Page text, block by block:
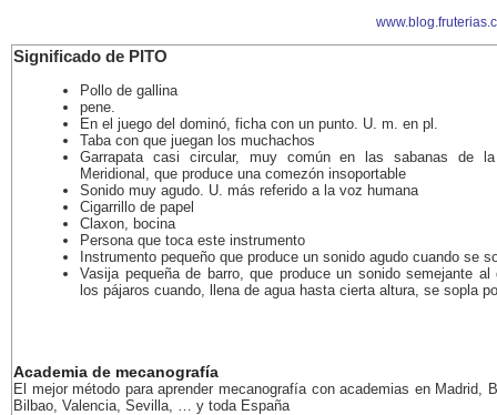
Significado de PITO
Pollo de gallina
pene.
En el juego del dominó, ficha con un punto. U. m. en pl.
Taba con que juegan los muchachos
Garrapata casi circular, muy común en las sabanas de la
Meridional, que produce una comezón insoportable
Sonido muy agudo. U. más referido a la voz humana
Cigarrillo de papel
Claxon, bocina
Persona que toca este instrumento
Instrumento pequeño que produce un sonido agudo cuando se
Vasija pequeña de barro, que produce un sonido semejante al
los pájaros cuando, llena de agua hasta cierta altura, se sopla
Academia de mecanografía
El mejor método para aprender mecanografía con academias en Madrid,
Bilbao, Valencia, Sevilla, … y toda España